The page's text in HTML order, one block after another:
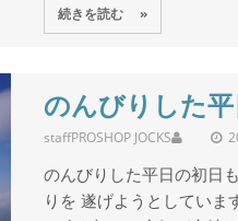
続きを読む »
のんびりした平
staffPROSHOP JOCKS
のんびりした平日の初日
りを 遂げようとしていま